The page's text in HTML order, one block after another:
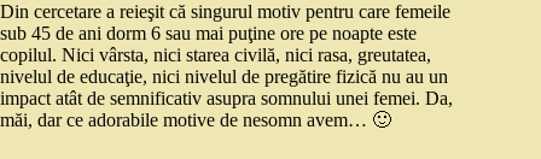
Din cercetare a reieşit că singurul motiv pentru care femeile
sub 45 de ani dorm 6 sau mai puţine ore pe noapte este
copilul. Nici vârsta, nici starea civilă, nici rasa, greutatea,
nivelul de educaţie, nici nivelul de pregătire fizică nu au un
impact atât de semnificativ asupra somnului unei femei. Da,
măi, dar ce adorabile motive de nesomn avem… 🙂